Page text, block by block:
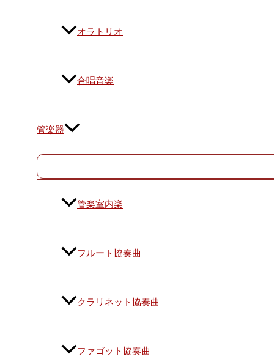
オラトリオ
合唱音楽
管楽器
管楽室内楽
フルート協奏曲
クラリネット協奏曲
ファゴット協奏曲